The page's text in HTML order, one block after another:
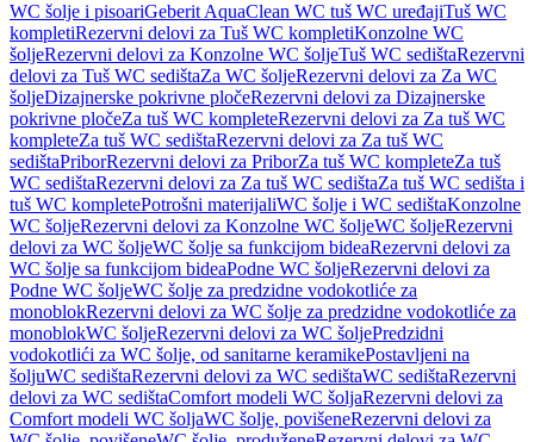
WC šolje i pisoariGeberit AquaClean WC tuš WC uređajiTuš WC
kompletiRezervni delovi za Tuš WC kompletiKonzolne WC
šoljeRezervni delovi za Konzolne WC šoljeTuš WC sedištaRezervni
delovi za Tuš WC sedištaZa WC šoljeRezervni delovi za Za WC
šoljeDizajnerske pokrivne pločeRezervni delovi za Dizajnerske
pokrivne pločeZa tuš WC kompleteRezervni delovi za Za tuš WC
kompleteZa tuš WC sedištaRezervni delovi za Za tuš WC
sedištaPriborRezervni delovi za PriborZa tuš WC kompleteZa tuš
WC sedištaRezervni delovi za Za tuš WC sedištaZa tuš WC sedišta i
tuš WC kompletePotrošni materijaliWC šolje i WC sedištaKonzolne
WC šoljeRezervni delovi za Konzolne WC šoljeWC šoljeRezervni
delovi za WC šoljeWC šolje sa funkcijom bideaRezervni delovi za
WC šolje sa funkcijom bideaPodne WC šoljeRezervni delovi za
Podne WC šoljeWC šolje za predzidne vodokotliće za
monoblokRezervni delovi za WC šolje za predzidne vodokotliće za
monoblokWC šoljeRezervni delovi za WC šoljePredzidni
vodokotlići za WC šolje, od sanitarne keramikePostavljeni na
šoljuWC sedištaRezervni delovi za WC sedištaWC sedištaRezervni
delovi za WC sedištaComfort modeli WC šoljaRezervni delovi za
Comfort modeli WC šoljaWC šolje, povišeneRezervni delovi za